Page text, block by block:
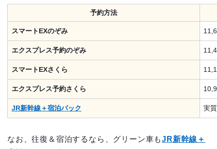
予約方法
スマートEXのぞみ
エクスプレス予約のぞみ
スマートEXさくら
エクスプレス予約さくら
JR新幹線＋宿泊パック 実質
なお、往復＆宿泊するなら、グリーン車もJR新幹線＋